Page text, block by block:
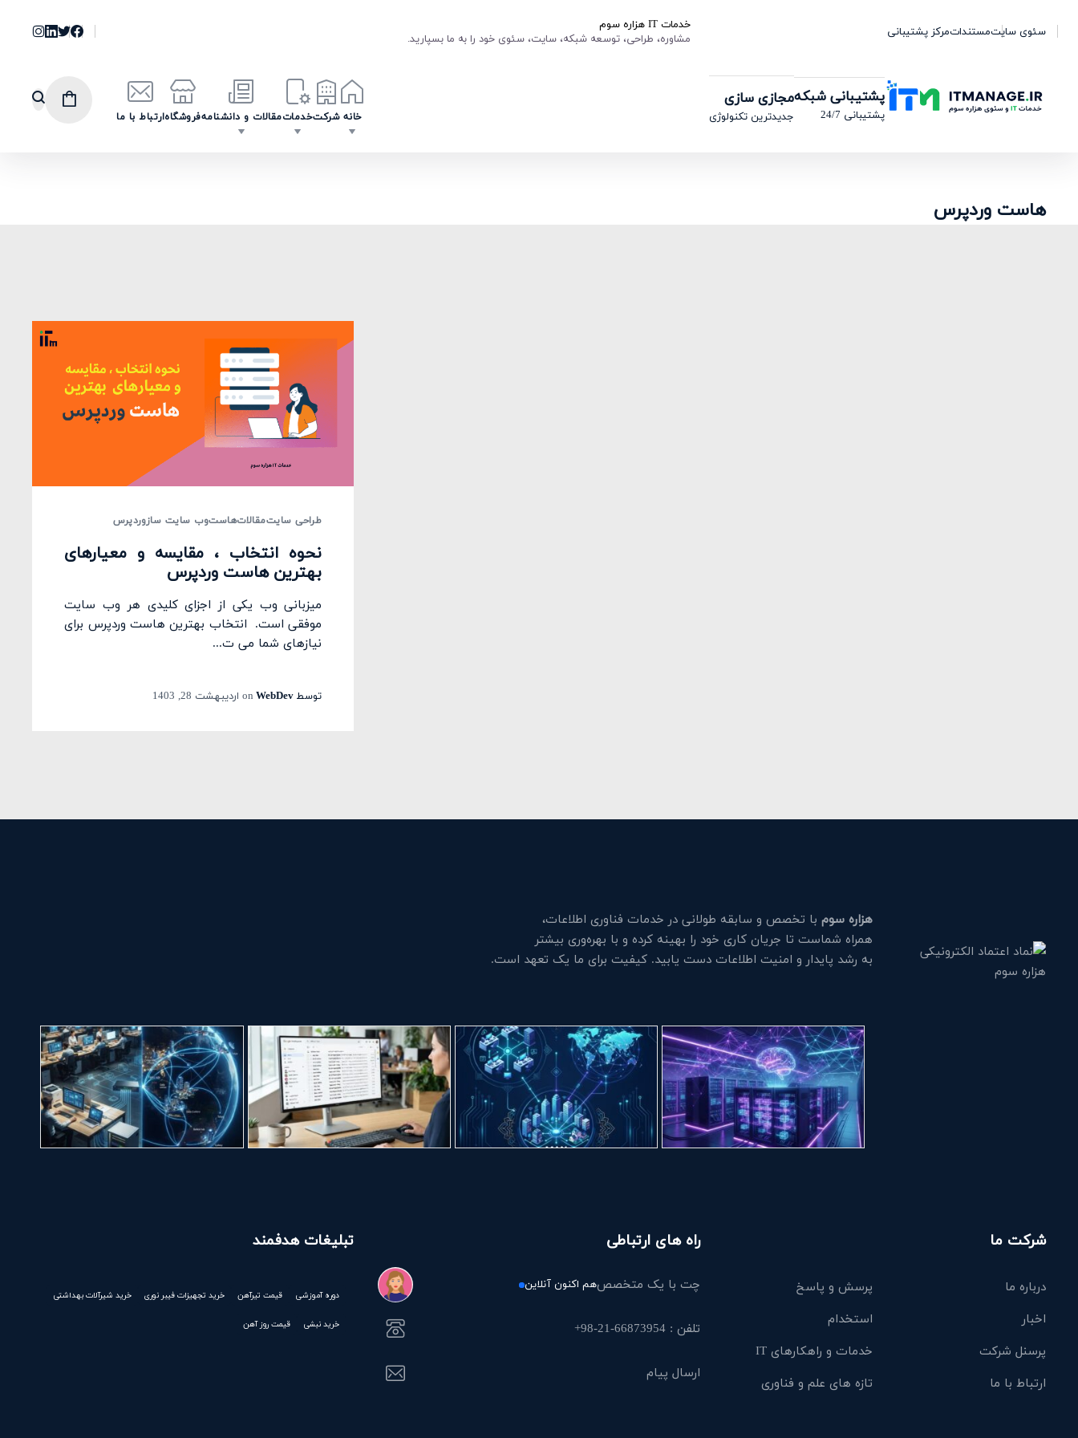
خدمات IT هزاره سوم
مشاوره، طراحی، توسعه شبکه، سایت، سئوی خود را به ما بسپارید.
سئوی سایتمستنداتمرکز پشتیبانی
خانه شرکتخدماتمقالات و دانشنامهفروشگاهارتباط با ما
پشتیبانی شبکه
پشتیبانی 24/7
مجازی سازی
جدیدترین تکنولوژی
هاست وردپرس
طراحی سایتمقالاتهاستوب سایت سازوردپرس
نحوه انتخاب ، مقایسه و معیارهای
بهترین هاست وردپرس
میزبانی وب یکی از اجزای کلیدی هر وب سایت
موفقی است. انتخاب بهترین هاست وردپرس برای
نیازهای شما می ت...
توسطWebDev
on اردیبهشت 28, 1403
هزاره سومبا تخصص و سابقه طولانی در خدمات فناوری اطلاعات،
همراه شماست تا جریان کاری خود را بهینه کرده و با بهره‌وری بیشتر
به رشد پایدار و امنیت اطلاعات دست یابید. کیفیت برای ما یک تعهد است.
شرکت ما
درباره ما
پرسش و پاسخ
اخبار
استخدام
پرسنل شرکت
خدمات و راهکارهای IT
ارتباط با ما
تازه های علم و فناوری
راه های ارتباطی
چت با یک متخصصهم اکنون آنلاین
تلفن : 66873954-21-98+
ارسال پیام
تبلیغات هدفمند
دوره آموزشی قیمت تیرآهن خرید تجهیزات فیبر نوری خرید شیرآلات بهداشتی
خرید نبشی قیمت روز آهن